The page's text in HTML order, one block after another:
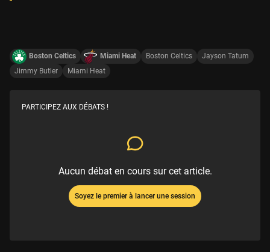
Boston Celtics Miami Heat Boston Celtics
Jayson Tatum
Jimmy Butler
Miami Heat
PARTICIPEZ AUX DÉBATS !
Aucun débat en cours sur cet article.
Soyez le premier à lancer une session